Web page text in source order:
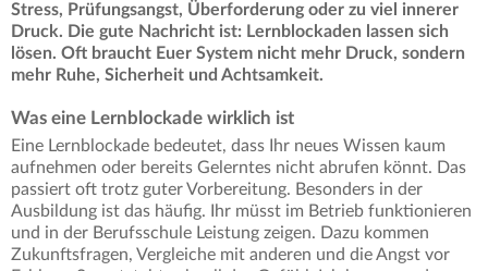
Stress, Prüfungsangst, Überforderung oder zu viel innerer
Druck. Die gute Nachricht ist: Lernblockaden lassen sich
lösen. Oft braucht Euer System nicht mehr Druck, sondern
mehr Ruhe, Sicherheit und Achtsamkeit.
Was eine Lernblockade wirklich ist
Eine Lernblockade bedeutet, dass Ihr neues Wissen kaum
aufnehmen oder bereits Gelerntes nicht abrufen könnt. Das
passiert oft trotz guter Vorbereitung. Besonders in der
Ausbildung ist das häufig. Ihr müsst im Betrieb funktionieren
und in der Berufsschule Leistung zeigen. Dazu kommen
Zukunftsfragen, Vergleiche mit anderen und die Angst vor